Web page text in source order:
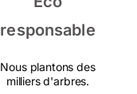
responsable
Nous plantons des
milliers d'arbres.